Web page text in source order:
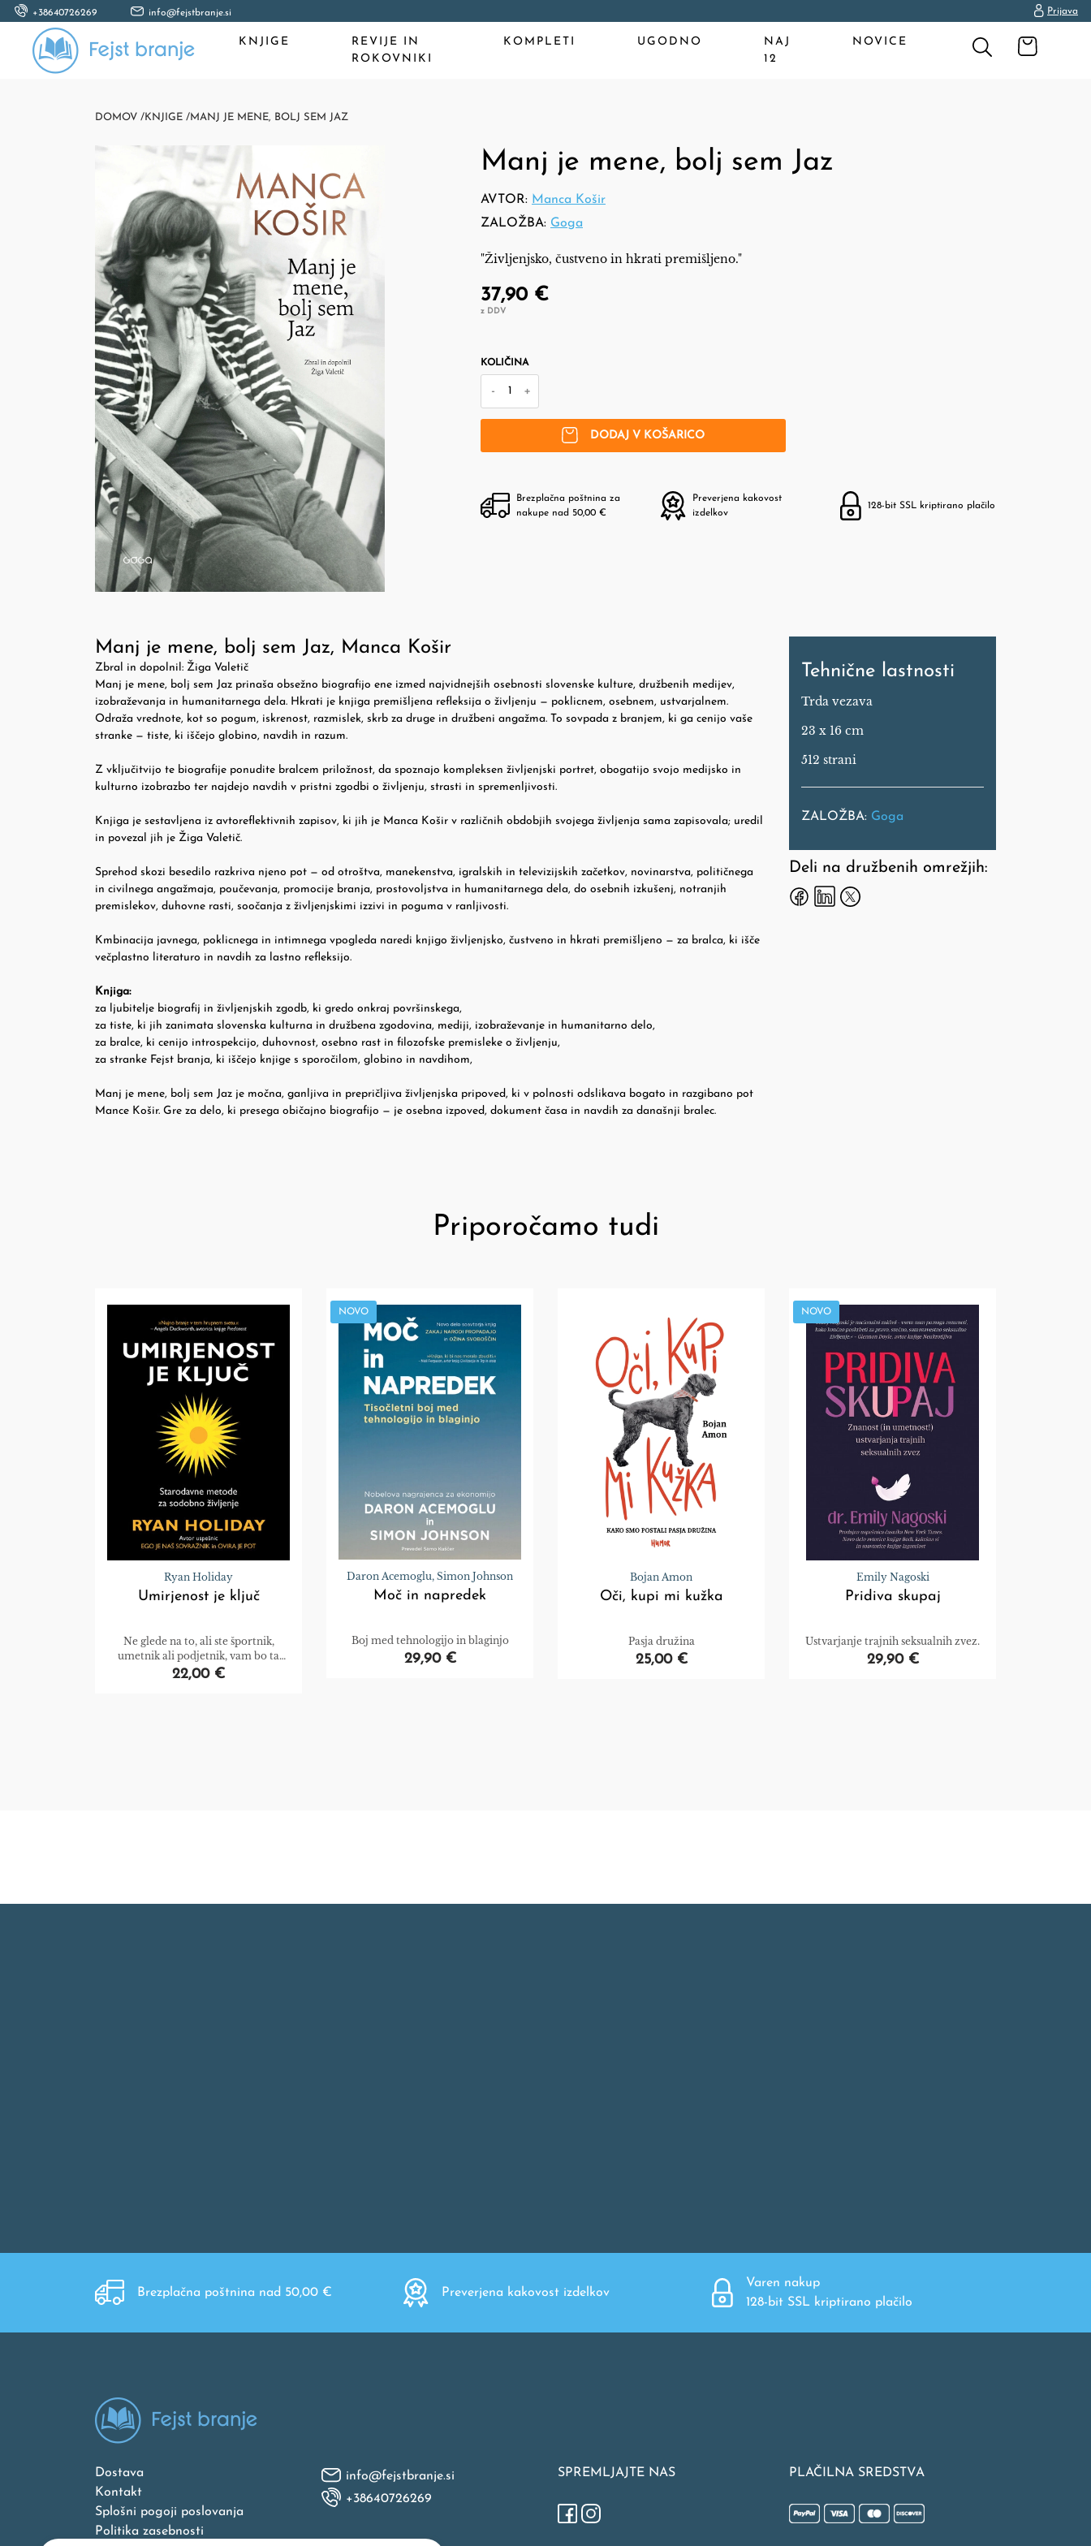
+38640726269 info@fejstbranje.si Prijava
KNJIGE
REVIJE IN
ROKOVNIKI
KOMPLETI UGODNO
NAJ
12
NOVICE
DOMOV /KNJIGE /MANJ JE MENE, BOLJ SEM JAZ
Manj je mene, bolj sem Jaz
AVTOR: Manca Košir
ZALOŽBA: Goga
"Življenjsko, čustveno in hkrati premišljeno."
37,90 €
z DDV
KOLIČINA
- +
DODAJ V KOŠARICO
Brezplačna poštnina za
nakupe nad 50,00 €
Preverjena kakovost
izdelkov
128-bit SSL kriptirano plačilo
Manj je mene, bolj sem Jaz, Manca Košir
Zbral in dopolnil: Žiga Valetič
Manj je mene, bolj sem Jaz prinaša obsežno biografijo ene izmed najvidnejših osebnosti slovenske kulture, družbenih medijev,
izobraževanja in humanitarnega dela. Hkrati je knjiga premišljena refleksija o življenju — poklicnem, osebnem, ustvarjalnem.
Odraža vrednote, kot so pogum, iskrenost, razmislek, skrb za druge in družbeni angažma. To sovpada z branjem, ki ga cenijo vaše
stranke — tiste, ki iščejo globino, navdih in razum.
Z vključitvijo te biografije ponudite bralcem priložnost, da spoznajo kompleksen življenjski portret, obogatijo svojo medijsko in
kulturno izobrazbo ter najdejo navdih v pristni zgodbi o življenju, strasti in spremenljivosti.
Knjiga je sestavljena iz avtoreflektivnih zapisov, ki jih je Manca Košir v različnih obdobjih svojega življenja sama zapisovala; uredil
in povezal jih je Žiga Valetič.
Sprehod skozi besedilo razkriva njeno pot — od otroštva, manekenstva, igralskih in televizijskih začetkov, novinarstva, političnega
in civilnega angažmaja, poučevanja, promocije branja, prostovoljstva in humanitarnega dela, do osebnih izkušenj, notranjih
premislekov, duhovne rasti, soočanja z življenjskimi izzivi in poguma v ranljivosti.
Kmbinacija javnega, poklicnega in intimnega vpogleda naredi knjigo življenjsko, čustveno in hkrati premišljeno — za bralca, ki išče
večplastno literaturo in navdih za lastno refleksijo.
Knjiga:
za ljubitelje biografij in življenjskih zgodb, ki gredo onkraj površinskega,
za tiste, ki jih zanimata slovenska kulturna in družbena zgodovina, mediji, izobraževanje in humanitarno delo,
za bralce, ki cenijo introspekcijo, duhovnost, osebno rast in filozofske premisleke o življenju,
za stranke Fejst branja, ki iščejo knjige s sporočilom, globino in navdihom,
Manj je mene, bolj sem Jaz je močna, ganljiva in prepričljiva življenjska pripoved, ki v polnosti odslikava bogato in razgibano pot
Mance Košir. Gre za delo, ki presega običajno biografijo — je osebna izpoved, dokument časa in navdih za današnji bralec.
Tehnične lastnosti
Trda vezava
23 x 16 cm
512 strani
ZALOŽBA: Goga
Deli na družbenih omrežjih:
Priporočamo tudi
Ryan Holiday
Umirjenost je ključ
Ne glede na to, ali ste športnik,
umetnik ali podjetnik, vam bo ta
nežna knjiga odprla vrata v bolj
22,00 €
NOVO
Daron Acemoglu, Simon Johnson
Moč in napredek
Boj med tehnologijo in blaginjo
29,90 €
Bojan Amon
Oči, kupi mi kužka
Pasja družina
25,00 €
NOVO
Emily Nagoski
Pridiva skupaj
Ustvarjanje trajnih seksualnih zvez.
29,90 €
Brezplačna poštnina nad 50,00 € Preverjena kakovost izdelkov
Varen nakup
128-bit SSL kriptirano plačilo
Dostava
Kontakt
Splošni pogoji poslovanja
Politika zasebnosti
info@fejstbranje.si
+38640726269
SPREMLJAJTE NAS PLAČILNA SREDSTVA